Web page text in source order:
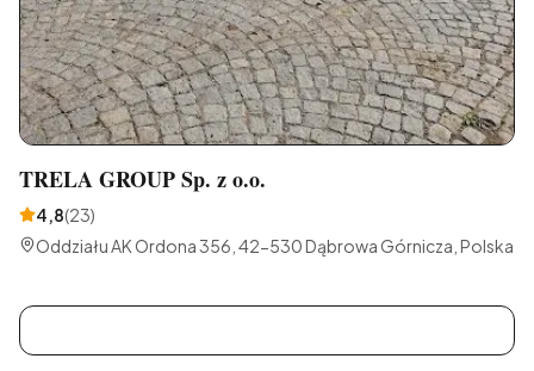
TRELA GROUP Sp. z o.o.
4,8(23)
Oddziału AK Ordona 356, 42-530 Dąbrowa Górnicza, Polska